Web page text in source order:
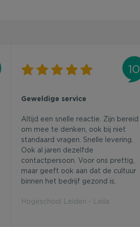
10
Geweldige service
Altijd een snelle reactie. Zijn bereid
om mee te denken, ook bij niet
standaard vragen. Snelle levering.
Ook al jaren dezelfde
contactpersoon. Voor ons prettig,
maar geeft ook aan dat de cultuur
binnen het bedrijf gezond is.
Hogeschool Leiden - Leila